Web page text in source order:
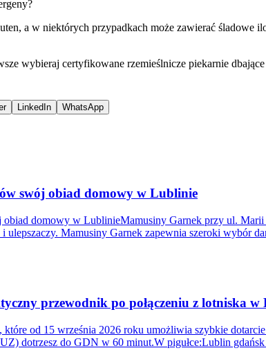
a w niektórych przypadkach może zawierać
wybieraj certyfikowane rzemieślnicze piekarnie
LinkedIn WhatsApp
swój obiad domowy w Lublinie
domowy w LublinieMamusiny Garnek przy ul.
ulepszaczy. Mamusiny Garnek zapewnia szeroki wybór
przewodnik po połączeniu z lotniska w
które od 15 września 2026 roku umożliwia szybkie
dotrzesz do GDN w 60 minut.W pigułce:Lublin